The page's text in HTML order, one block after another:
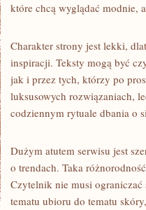
które chcą wyglądać modnie,
Charakter strony jest lekki,
inspiracji. Teksty mogą być
jak i przez tych, którzy po
luksusowych rozwiązaniach,
codziennym rytuale dbania o
Dużym atutem serwisu jest
o trendach. Taka
Czytelnik nie musi
tematu ubioru do tematu